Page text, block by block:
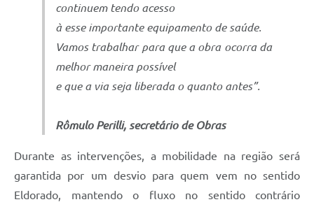
continuem tendo acesso
à esse importante equipamento de saúde.
Vamos trabalhar para que a obra ocorra da
melhor maneira possível
e que a via seja liberada o quanto antes”.
Rômulo Perilli, secretário de Obras
Durante as intervenções, a mobilidade na região será
garantida por um desvio para quem vem no sentido
Eldorado, mantendo o fluxo no sentido contrário